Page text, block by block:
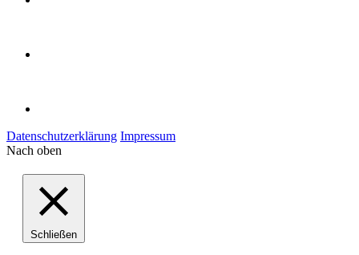
Datenschutzerklärung Impressum
Nach oben
Schließen